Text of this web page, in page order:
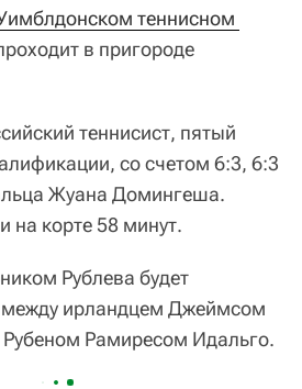
теннисном
в пригороде
теннисист, пятый
со счетом 6:3, 6:3
Жуана Домингеша.
на корте 58 минут.
Рублева будет
между ирландцем Джеймсом
Рамиресом Идальго.